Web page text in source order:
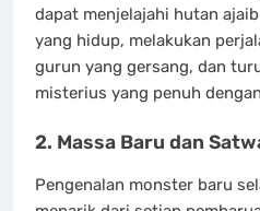
dapat menjelajahi hutan
yang hidup, melakukan
gurun yang gersang, dan
misterius yang penuh
2. Massa Baru dan
Pengenalan monster baru